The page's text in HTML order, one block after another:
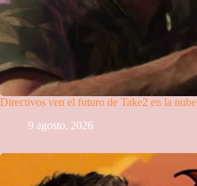
Directivos ven el futuro de Take2 en la nube
9 agosto, 2026